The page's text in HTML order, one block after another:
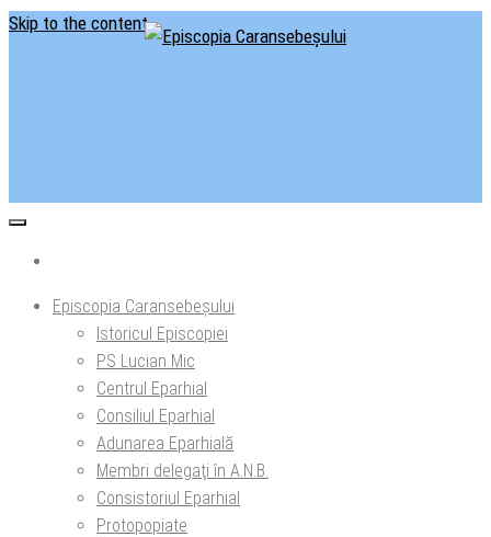
Skip to the content
Episcopia Caransebeșului
Istoricul Episcopiei
PS Lucian Mic
Centrul Eparhial
Consiliul Eparhial
Adunarea Eparhială
Membri delegaţi în A.N.B.
Consistoriul Eparhial
Protopopiate